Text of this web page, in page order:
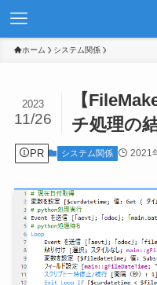
ホーム システム関係
【
チ処理の
2023
11/26
PR システム関係 2021